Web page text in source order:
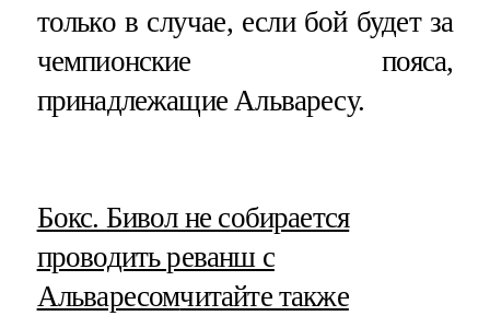
только в случае, если бой будет за
чемпионские пояса,
принадлежащие Альваресу.
​Бокс. Бивол не собирается
проводить реванш с
Альваресомчитайте также